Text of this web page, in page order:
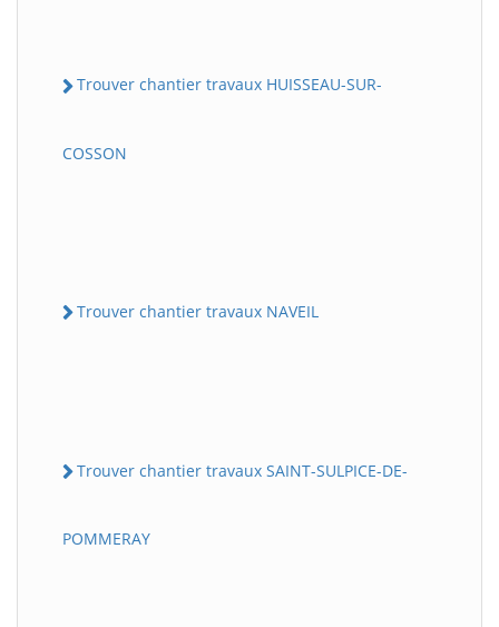
Trouver chantier travaux HUISSEAU-SUR-
COSSON
Trouver chantier travaux NAVEIL
Trouver chantier travaux SAINT-SULPICE-DE-
POMMERAY